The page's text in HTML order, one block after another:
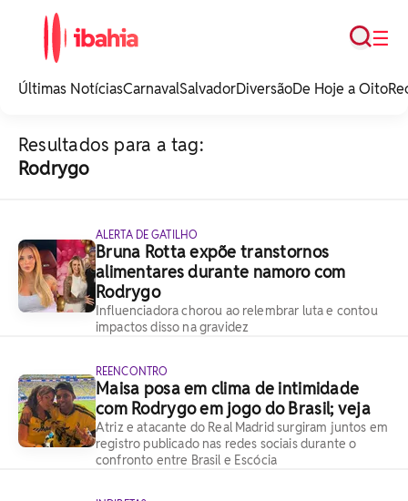
noticias e
☰
Busca
Últimas NotíciasCarnavalSalvadorDiversãoDe Hoje a Oito
Resultados para a tag:
Rodrygo
ALERTA DE GATILHO
Bruna Rotta expõe transtornos
alimentares durante namoro com
Rodrygo
Influenciadora chorou ao relembrar luta e contou
impactos disso na gravidez
REENCONTRO
Maisa posa em clima de intimidade
com Rodrygo em jogo do Brasil; veja
Atriz e atacante do Real Madrid surgiram juntos em
registro publicado nas redes sociais durante o
confronto entre Brasil e Escócia